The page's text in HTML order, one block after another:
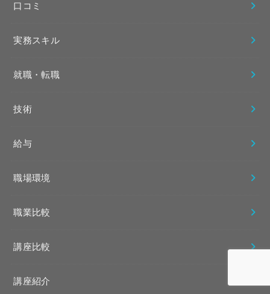
口コミ
実務スキル
就職・転職
技術
給与
職場環境
職業比較
講座比較
講座紹介